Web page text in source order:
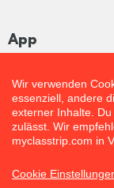
App
Wir verwenden
essenziell, andere
externer Inhalte.
zulässt. Wir
myclasstrip.com in
Cookie